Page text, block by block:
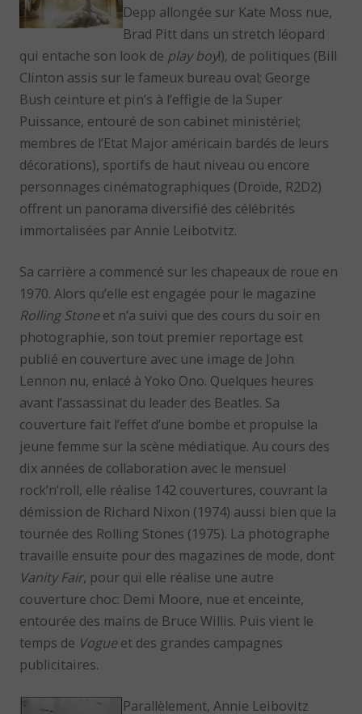
Depp allongée sur Kate Moss nue,
Brad Pitt dans un stretch léopard
qui entache son look de play boy!), de politiques (Bill
Clinton assis sur le fameux bureau oval; George
Bush ceinture et pin’s à l’effigie de la Super
Puissance, entouré de son cabinet ministériel;
membres de l’Etat Major américain bardés de leurs
décorations), sportifs de haut niveau ou encore
personnages cinématographiques (Droïde, R2D2)
offrent un panorama diversifié des célébrités
immortalisées par Annie Leibotvitz.
Sa carrière a commencé sur les chapeaux de roue en
1970. Alors qu’elle est engagée pour le magazine
Rolling Stoneet n’a suivi que des cours du soir en
photographie, son tout premier reportage est
publié en couverture avec une image de John
Lennon nu, enlacé à Yoko Ono. Quelques heures
avant l’assassinat du leader des Beatles. Sa
couverture fait l’effet d’une bombe et propulse la
jeune femme sur la scène médiatique. Au cours des
dix années de collaboration avec le mensuel
rock’n’roll, elle réalise 142 couvertures, couvrant la
démission de Richard Nixon (1974) aussi bien que la
tournée des Rolling Stones (1975). La photographe
travaille ensuite pour des magazines de mode, dont
Vanity Fair, pour qui elle réalise une autre
couverture choc: Demi Moore, nue et enceinte,
entourée des mains de Bruce Willis. Puis vient le
temps de Vogueet des grandes campagnes
publicitaires.
Parallèlement, Annie Leibovitz